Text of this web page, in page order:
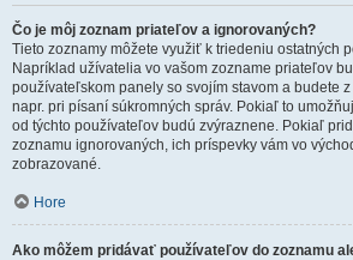
Čo je môj zoznam priateľov a ignorovaných?
Tieto zoznamy môžete využiť k triedeniu ostatných
Napríklad užívatelia vo vašom zozname priateľov
používateľskom panely so svojím stavom a budete
napr. pri písaní súkromných správ. Pokiaľ to
od týchto používateľov budú zvýraznene. Pokiaľ
zoznamu ignorovaných, ich príspevky vám vo
zobrazované.
Hore
Ako môžem pridávať používateľov do zoznamu